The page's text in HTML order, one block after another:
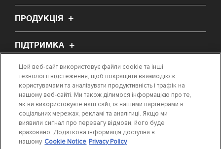
ПРОДУКЦІЯ
ПІДТРИМКА
ПРО НАС
СТАТТЯ
ЗНАЙТИ ПОТРІБНУ ДЕТАЛЬ
Цей веб-сайт використовує файли cookie та інші
технології відстеження, щоб покращити взаємодію з
користувачами та аналізувати продуктивність і трафік на
нашому веб-сайті. Ми також ділимося інформацією про те,
як ви використовуєте наш сайт, із нашими партнерами в
соціальних мережах, рекламі та аналітиці. Якщо ми
виявили сигнал про перевагу відмови, його буде
враховано. Додаткова інформація доступна в
нашому Cookie Notice Privacy Policy